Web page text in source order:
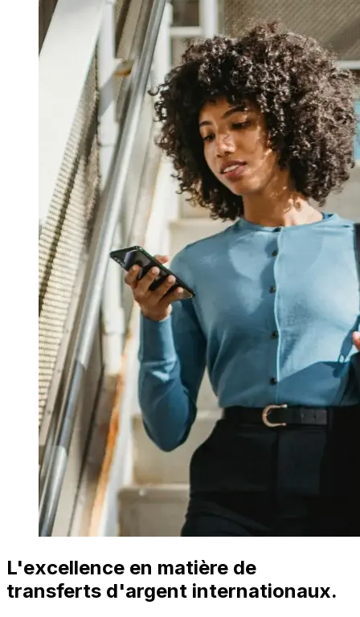
L'excellence en matière de
transferts d'argent internationaux.